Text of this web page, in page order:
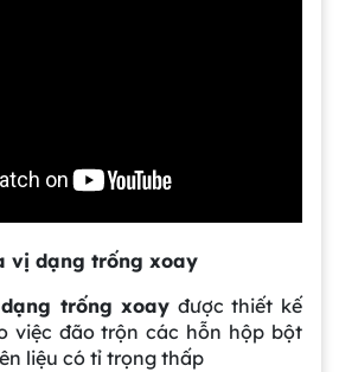
vị dạng trống xoay
trống xoay được thiết kế
việc đão trộn các hỗn hộp bột
liệu có tỉ trọng thấp